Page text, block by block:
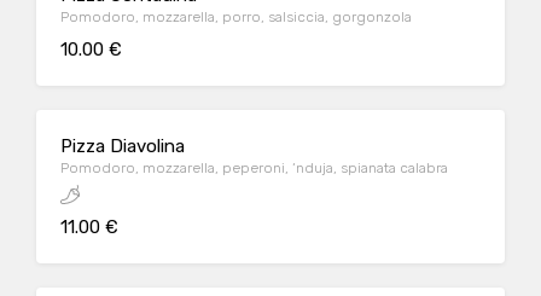
Pomodoro, mozzarella, porro, salsiccia, gorgonzola
10.00 €
Pizza Diavolina
Pomodoro, mozzarella, peperoni, ‘nduja, spianata calabra
11.00 €